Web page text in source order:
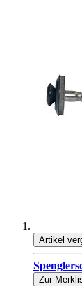
Artikel
Zur